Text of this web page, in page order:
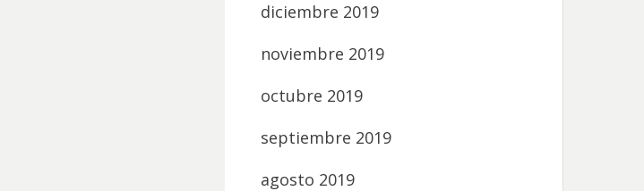
diciembre 2019
noviembre 2019
octubre 2019
septiembre 2019
agosto 2019